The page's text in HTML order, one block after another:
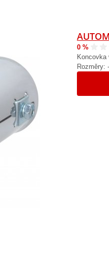
0 %
Rozměry: